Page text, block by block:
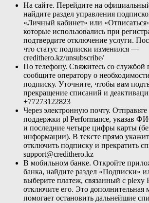
На сайте. Перейдите на
найдите раздел управления
«Личный кабинет» или
которые использовались при
подтвердите отключение услуги.
что статус подписки изменился —
credithero.kz/unsubscribe/
По телефону. Свяжитесь со службой
сообщите оператору о
подписку. Уточните, чтобы вам
прекращение списаний и
+77273122823
Через электронную почту.
поддержки pl Performance, указав
и последние четыре цифры карты
информации). В тексте прямо
отключить подписку и прекратить
support@credithero.kz
В мобильном банке. Откройте
банка, найдите раздел «Подписки»
выберите платеж, связанный с plexy
отключите его. Это дополнительная
помогает остановить дальнейшие